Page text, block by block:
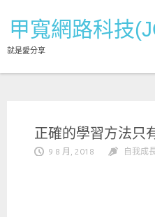
content
甲寬網路科技
就是愛分享
正確的學習方法只
9 8 月, 2018 自我成